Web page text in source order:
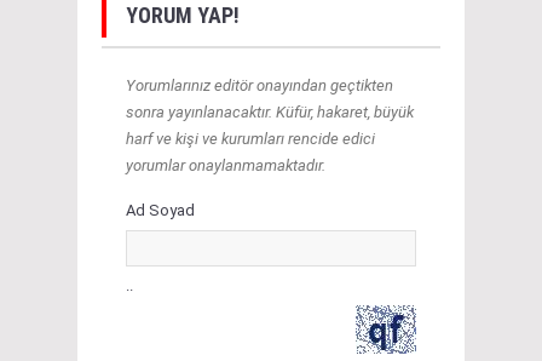
YORUM YAP!
Yorumlarınız editör onayından geçtikten
sonra yayınlanacaktır. Küfür, hakaret, büyük
harf ve kişi ve kurumları rencide edici
yorumlar onaylanmamaktadır.
Ad Soyad